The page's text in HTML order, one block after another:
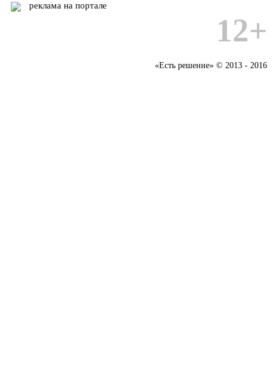
реклама на портале
12+
«Есть решение» © 2013 - 2016